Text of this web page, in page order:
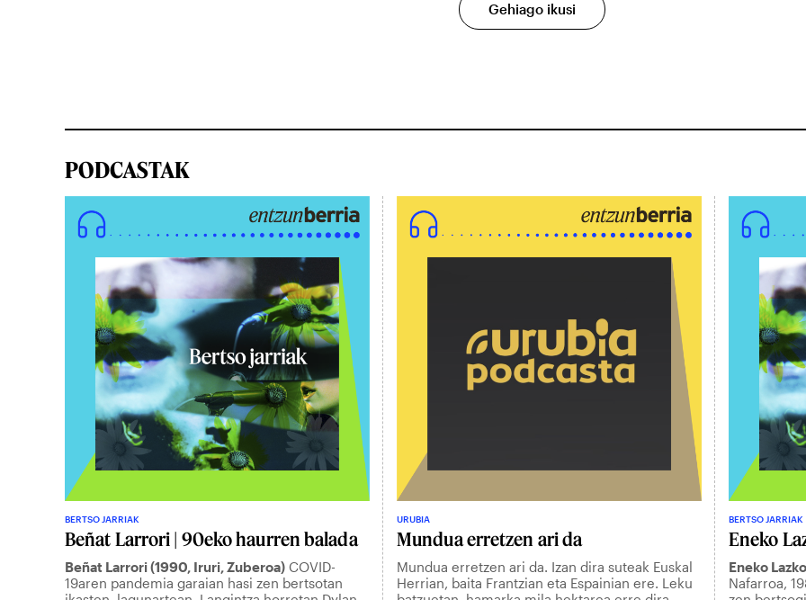
Gehiago ikusi
PODCASTAK
BERTSO JARRIAK
Beñat Larrori | 90eko haurren balada
Beñat Larrori (1990, Iruri, Zuberoa) COVID-
19aren pandemia garaian hasi zen bertsotan
URUBIA
Mundua erretzen ari da
Mundua erretzen ari da. Izan dira suteak Euskal
Herrian, baita Frantzian eta Espainian ere. Leku
BERTSO JARRIAK
Eneko
Eneko
Nafarroa,